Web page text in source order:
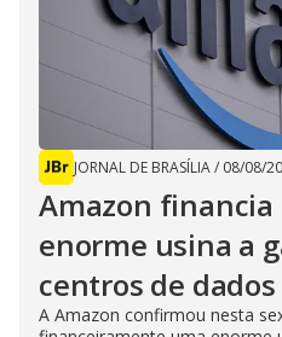
JORNAL DE BRASÍLIA/ 08/08/
Amazon
enorme usina a
centros de dados
A Amazon confirmou nesta